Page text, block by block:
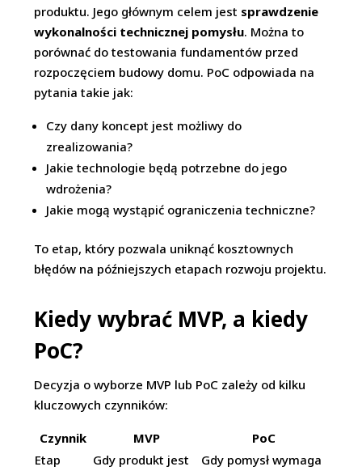
produktu. Jego głównym celem jest sprawdzenie
wykonalności technicznej pomysłu. Można to
porównać do testowania fundamentów przed
rozpoczęciem budowy domu. PoC odpowiada na
pytania takie jak:
Czy dany koncept jest możliwy do
zrealizowania?
Jakie technologie będą potrzebne do jego
wdrożenia?
Jakie mogą wystąpić ograniczenia techniczne?
To etap, który pozwala uniknąć kosztownych
błędów na późniejszych etapach rozwoju projektu.
Kiedy wybrać MVP, a kiedy
PoC?
Decyzja o wyborze MVP lub PoC zależy od kilku
kluczowych czynników:
Czynnik MVP
PoC
Etap
Gdy produkt jest
Gdy pomysł wymaga